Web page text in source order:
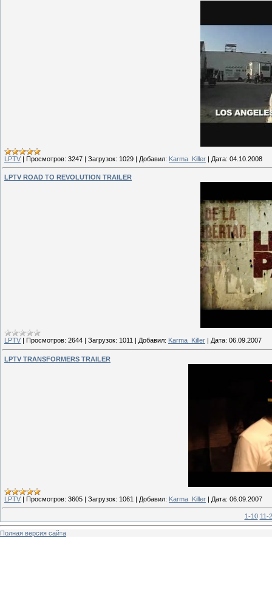
LPTV | Просмотров: 3247 | Загрузок: 1029 | Добавил: Karma_Killer | Дата: 04.10.2008
LPTV ROAD TO REVOLUTION TRAILER
LPTV Просмотров: 2644 Загрузок: 1011 Добавил: Karma_Killer Дата: 06.09.2007
LPTV TRANSFORMERS TRAILER
LPTV | Просмотров: 3605 | Загрузок: 1061 | Добавил: Karma_Killer | Дата: 06.09.2007
1-10 11-
Полная версия сайта